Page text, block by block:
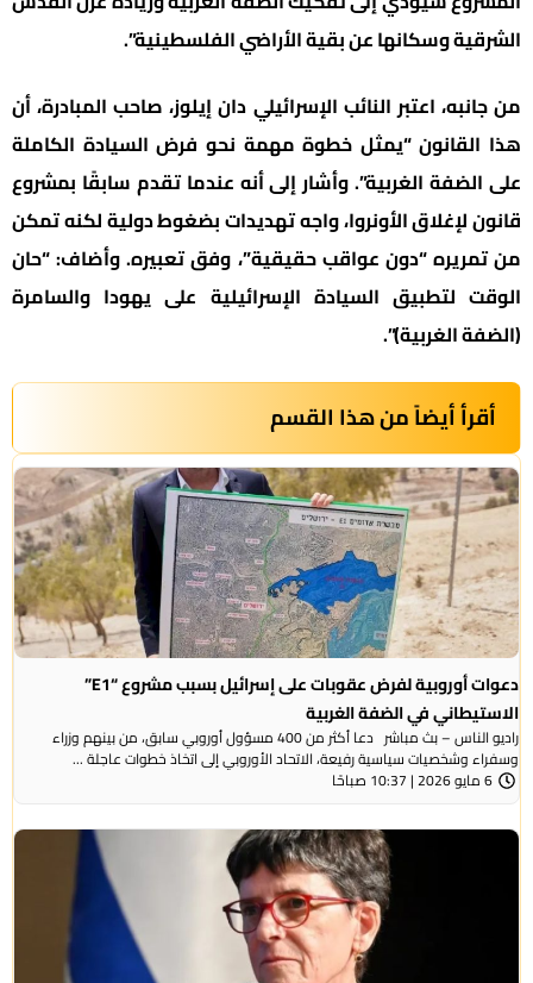
الشرقية وسكانها عن بقية الأراضي الفلسطينية”.
من جانبه، اعتبر النائب الإسرائيلي دان إيلوز، صاحب المبادرة، أن
هذا القانون “يمثل خطوة مهمة نحو فرض السيادة الكاملة
على الضفة الغربية”. وأشار إلى أنه عندما تقدم سابقًا بمشروع
قانون لإغلاق الأونروا، واجه تهديدات بضغوط دولية لكنه تمكن
من تمريره “دون عواقب حقيقية”، وفق تعبيره. وأضاف: “حان
الوقت لتطبيق السيادة الإسرائيلية على يهودا والسامرة
(الضفة الغربية)”.
أقرأ أيضاً من هذا القسم
دعوات أوروبية لفرض عقوبات على إسرائيل بسبب مشروع “E1”
الاستيطاني في الضفة الغربية
راديو الناس – بث مباشر دعا أكثر من 400 مسؤول أوروبي سابق، من بينهم وزراء
وسفراء وشخصيات سياسية رفيعة، الاتحاد الأوروبي إلى اتخاذ خطوات عاجلة ...
6 مايو 2026 | 10:37 صباحًا